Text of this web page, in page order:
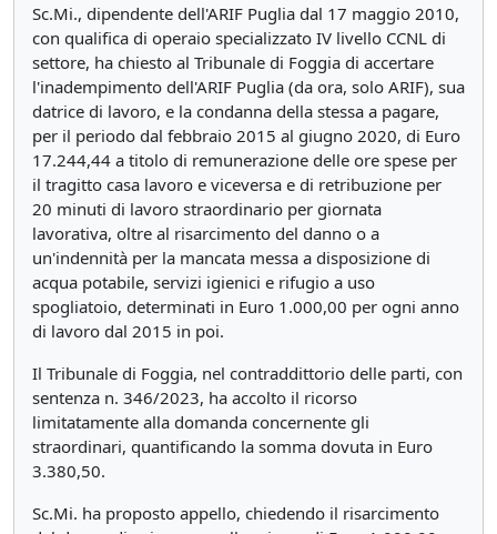
Sc.Mi., dipendente dell'ARIF Puglia dal 17 maggio 2010,
con qualifica di operaio specializzato IV livello CCNL di
settore, ha chiesto al Tribunale di Foggia di accertare
l'inadempimento dell'ARIF Puglia (da ora, solo ARIF), sua
datrice di lavoro, e la condanna della stessa a pagare,
per il periodo dal febbraio 2015 al giugno 2020, di Euro
17.244,44 a titolo di remunerazione delle ore spese per
il tragitto casa lavoro e viceversa e di retribuzione per
20 minuti di lavoro straordinario per giornata
lavorativa, oltre al risarcimento del danno o a
un'indennità per la mancata messa a disposizione di
acqua potabile, servizi igienici e rifugio a uso
spogliatoio, determinati in Euro 1.000,00 per ogni anno
di lavoro dal 2015 in poi.
Il Tribunale di Foggia, nel contraddittorio delle parti, con
sentenza n. 346/2023, ha accolto il ricorso
limitatamente alla domanda concernente gli
straordinari, quantificando la somma dovuta in Euro
3.380,50.
Sc.Mi. ha proposto appello, chiedendo il risarcimento